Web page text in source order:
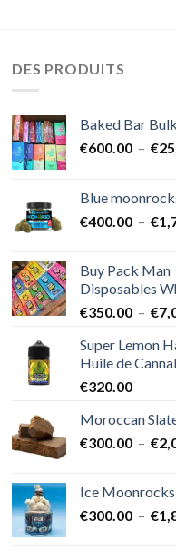
DES PRODUITS
Baked Bar Bulk
€600.00 – €
Blue
€400.00 – €
Buy Pack Man
Disposables
€350.00 – €
Super Lemon
Huile de
€320.00
Moroccan
€300.00 – €
Ice Moonrocks
€300.00 – €